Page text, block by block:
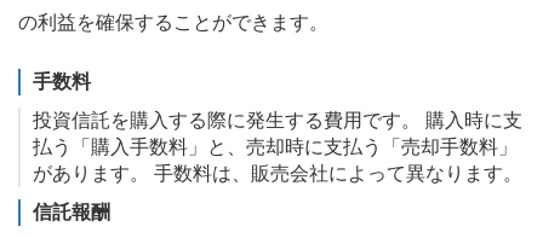
の利益を確保することができます。
手数料
投資信託を購入する際に発生する費用です。 購入時に支
払う「購入手数料」と、売却時に支払う「売却手数料」
があります。 手数料は、販売会社によって異なります。
信託報酬